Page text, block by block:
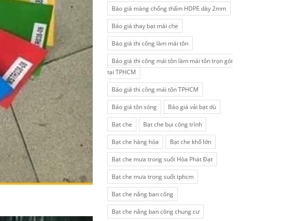
Báo giá màng chống thấm HDPE dày 2mm
Báo giá thay bạt mái che
Báo giá thi công làm mái tôn
Báo giá thi công mái tôn làm mái tôn trọn gói
tại TPHCM
Báo giá thi công mái tôn TPHCM
Báo giá tôn sóng Báo giá vải bạt dù
Bạt che Bạt che bụi công trình
Bạt che hàng hóa Bạt che khổ lớn
Bạt che mưa trong suốt Hòa Phát Đạt
Bạt che mưa trong suốt tphcm
Bạt che nắng ban công
Bạt che nắng ban công chung cư